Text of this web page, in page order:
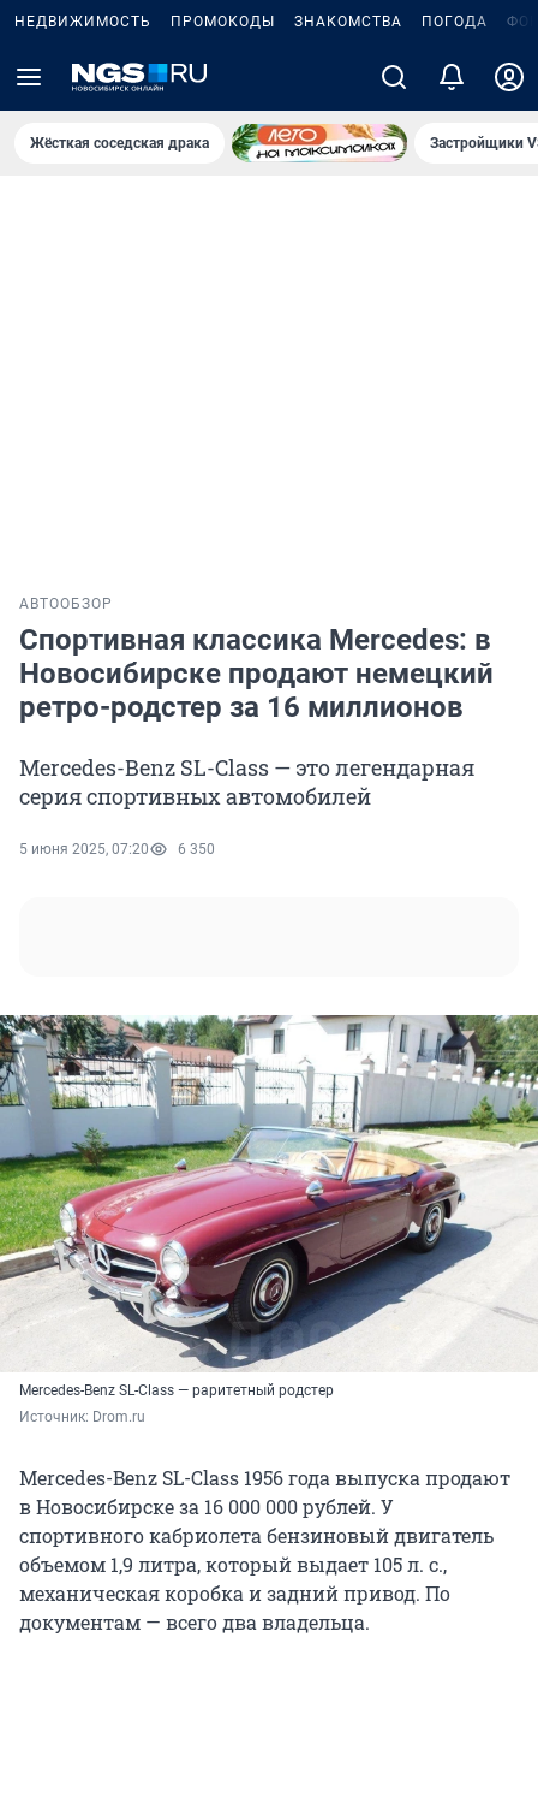
НЕДВИЖИМОСТЬ ПРОМОКОДЫ ЗНАКОМСТВА ПОГОДА
Жёсткая соседская драка Застройщики
АВТООБЗОР
Спортивная классика Mercedes: в
Новосибирске продают немецкий
ретро-родстер за 16 миллионов
Mercedes-Benz SL-Class — это легендарная
серия спортивных автомобилей
5 июня 2025, 07:20 6 350
Mercedes-Benz SL-Class — раритетный родстер
Источник: Drom.ru
Mercedes-Benz SL-Class 1956 года выпуска продают
в Новосибирске за 16 000 000 рублей. У
спортивного кабриолета бензиновый двигатель
объемом 1,9 литра, который выдает 105 л. с.,
механическая коробка и задний привод. По
документам — всего два владельца.